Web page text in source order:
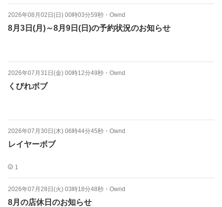
2026年08月02日(日) 00時03分59秒 ・ Ownd
8月3日(月)～8月9日(日)の予約状況のお知らせ
2026年07月31日(金) 00時12分49秒 ・ Ownd
くびれボブ
2026年07月30日(木) 06時44分45秒 ・ Ownd
レイヤーボブ
1
2026年07月28日(火) 03時18分48秒 ・ Ownd
8月の店休日のお知らせ